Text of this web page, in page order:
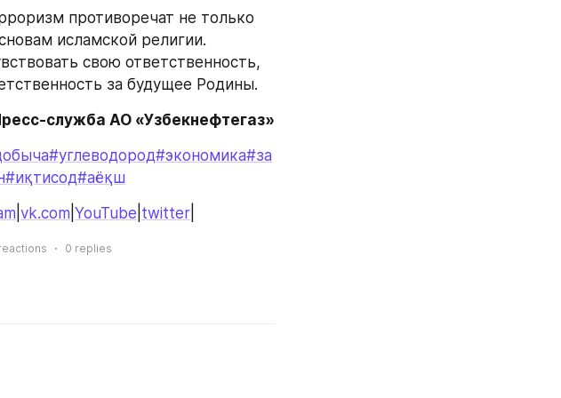
противоречат не только
исламской религии.
свою ответственность,
за будущее Родины.
служба АО «Узбекнефтегаз»
#углеводород#экономика#за
#иқтисод#аёқш
vk.com YouTube twitter
0 replies